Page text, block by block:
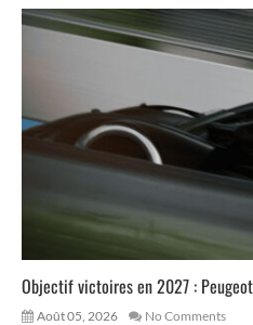
Objectif victoires en 2027 :
Août 05, 2026 No Comments